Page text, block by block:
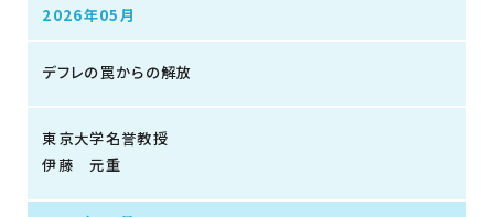
2026年05月
デフレの罠からの解放
東京大学名誉教授
伊藤 元重